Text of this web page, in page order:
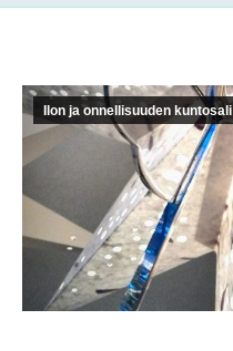
Ilon ja onnellisuuden kuntosali